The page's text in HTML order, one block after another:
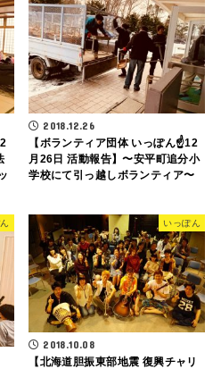
2018.12.26
【ボランティア団体 いっぽん☝️12
月26日 活動報告】〜安平町追分小
学校にて引っ越しボランティア〜
いっぽん
2018.10.08
【北海道胆振東部地震 復興チャリ